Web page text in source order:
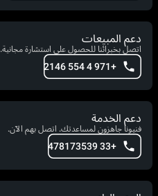
دعم المبيعات
اتصل بخبرائنا للحصول على استشارة مجانية.
+971 4 554 2146
دعم الخدمة
فنيونا جاهزون لمساعدتك. اتصل بهم الآن.
+33 478173539